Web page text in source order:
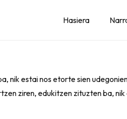
Hasiera
estai nos etorte sien
ziren, edukitzen zituzten ba,